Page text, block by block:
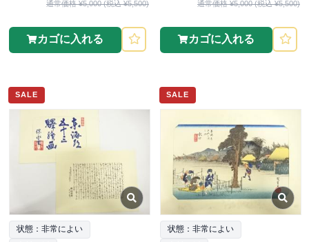
通常価格 ¥5,000 (税込 ¥5,500)
カゴに入れる
通常価格 ¥5,000 (税込 ¥5,500)
カゴに入れる
SALE
状態：非常によい
SALE
状態：非常によい